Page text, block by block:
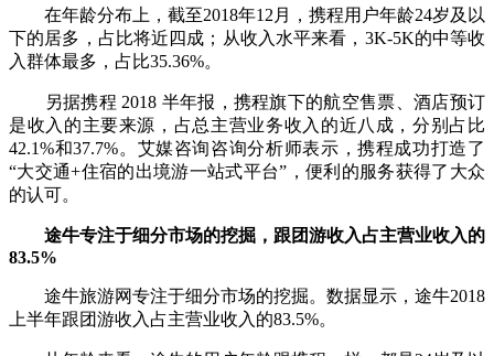
在年龄分布上，截至2018年12月，携程用户年龄24岁及以
下的居多，占比将近四成；从收入水平来看，3K-5K的中等收
入群体最多，占比35.36%。
另据携程 2018 半年报，携程旗下的航空售票、酒店预订
是收入的主要来源，占总主营业务收入的近八成，分别占比
42.1%和37.7%。艾媒咨询咨询分析师表示，携程成功打造了
“大交通+住宿的出境游一站式平台”，便利的服务获得了大众
的认可。
途牛专注于细分市场的挖掘，跟团游收入占主营业收入的
83.5%
途牛旅游网专注于细分市场的挖掘。数据显示，途牛2018
上半年跟团游收入占主营业收入的83.5%。